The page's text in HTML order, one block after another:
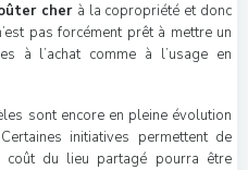
cher à la copropriété et donc
pas forcément prêt à mettre un
à l’achat comme à l’usage en
sont encore en pleine évolution
initiatives permettent de
coût du lieu partagé pourra être